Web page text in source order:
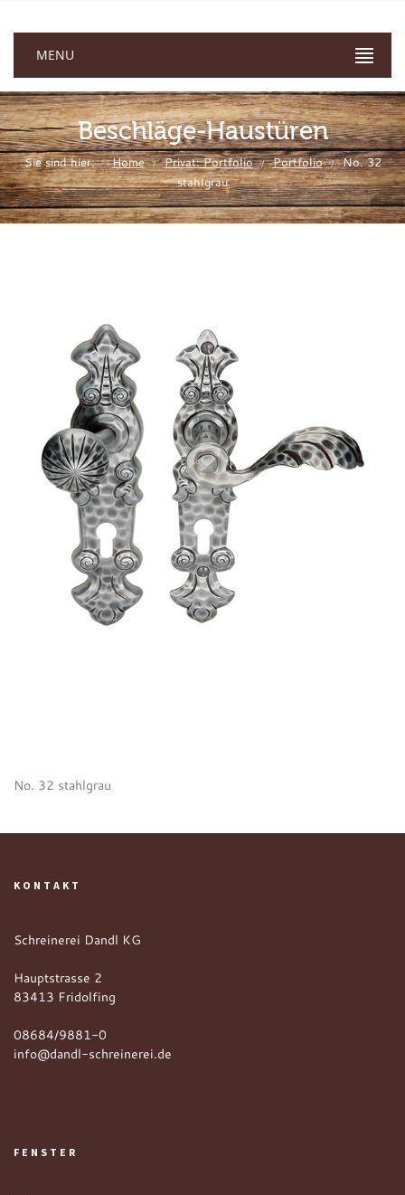
MENU
Beschläge-Haustüren
Sie sind hier: Home / Privat: Portfolio / Portfolio /
No. 32
stahlgrau
No. 32 stahlgrau
KONTAKT
Schreinerei Dandl KG
Hauptstrasse 2
83413 Fridolfing
08684/9881-0
info@dandl-schreinerei.de
FENSTER